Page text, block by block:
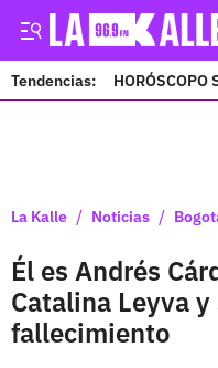
Tendencias: HORÓSCOPO
La Kalle / Noticias /
Él es Andrés
Catalina Leyva
fallecimiento